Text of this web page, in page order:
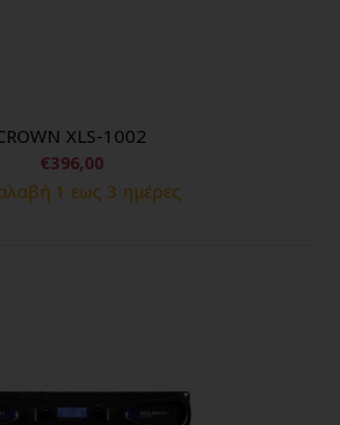
XLS-1002
€396,00
1 εως 3 ημέρες